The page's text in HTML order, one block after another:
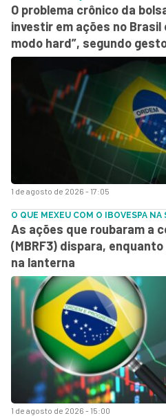
1 de agosto de 2026 - 17:05
O problema crônico da
investir em ações no Brasil
modo hard”, segundo
1 de agosto de 2026 - 15:00
O QUE MEXEU COM O IBOVESPA NA
As ações que roubaram a
(MBRF3) dispara,
na lanterna